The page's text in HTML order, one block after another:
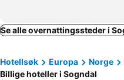
Se alle overnattingssteder i
Hotellsøk Europa Norge
Billige hoteller i Sogndal